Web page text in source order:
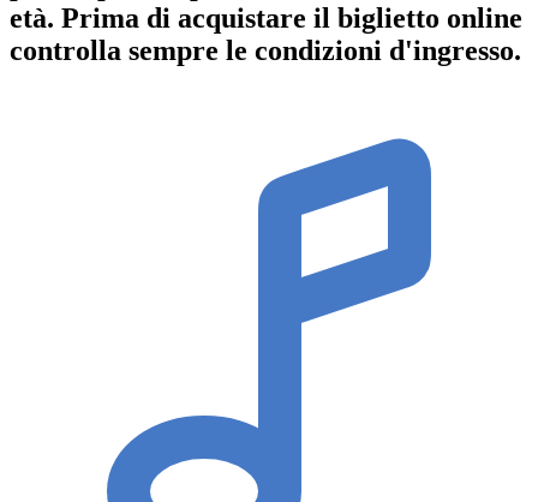
età. Prima di acquistare il biglietto online
controlla sempre le condizioni d'ingresso.